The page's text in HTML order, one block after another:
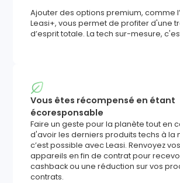
Ajouter des options premium, comme
Leasi+, vous permet de profiter d'une
d’esprit totale. La tech sur-mesure,
Vous êtes récompensé en étant
écoresponsable
Faire un geste pour la planète tout en
d'avoir les derniers produits techs à la
c’est possible avec Leasi. Renvoyez
appareils en fin de contrat pour
cashback ou une réduction sur vos
contrats.